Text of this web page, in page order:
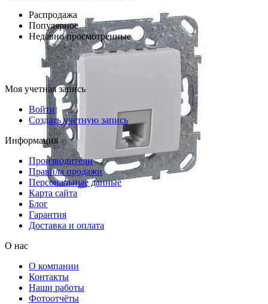
Распродажа
Популярное
Недавно просмотренные
Моя учетная запись
Войти
Создать учетную запись
Информация
Производители
Правила продажи
Персональные данные
Карта сайта
Блог
Гарантия
Доставка и оплата
О нас
О компании
Контакты
Наши работы
Фотоотчёты